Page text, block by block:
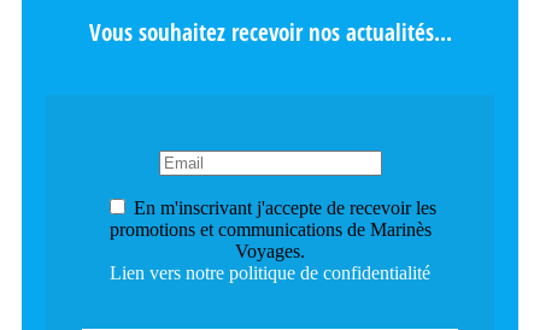
Vous souhaitez recevoir nos actualités...
En m'inscrivant j'accepte de recevoir les
promotions et communications de Marinès
Voyages.
Lien vers notre politique de confidentialité